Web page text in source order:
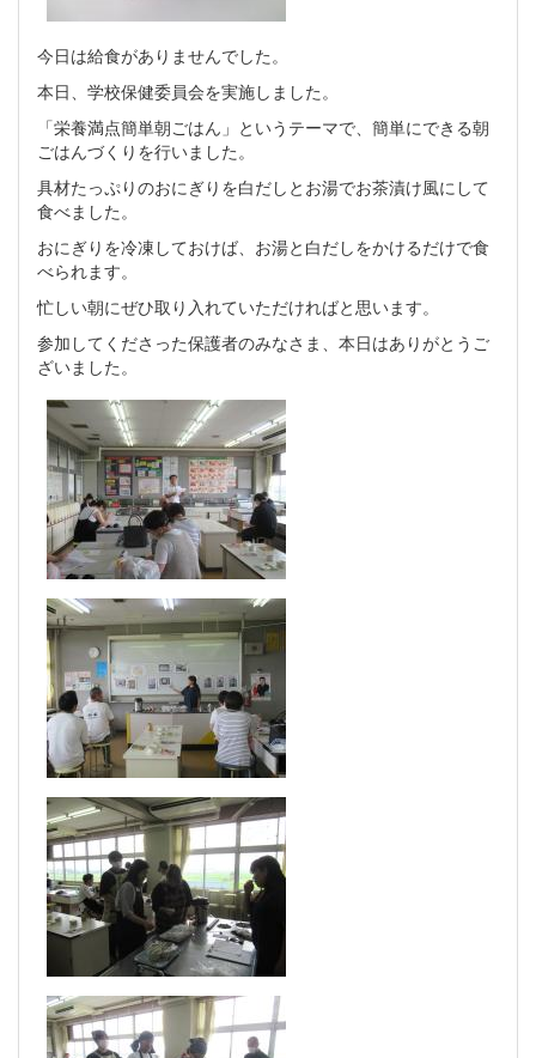
今日は給食がありませんでした。
本日、学校保健委員会を実施しました。
「栄養満点簡単朝ごはん」というテーマで、簡単にできる朝
ごはんづくりを行いました。
具材たっぷりのおにぎりを白だしとお湯でお茶漬け風にして
食べました。
おにぎりを冷凍しておけば、お湯と白だしをかけるだけで食
べられます。
忙しい朝にぜひ取り入れていただければと思います。
参加してくださった保護者のみなさま、本日はありがとうご
ざいました。